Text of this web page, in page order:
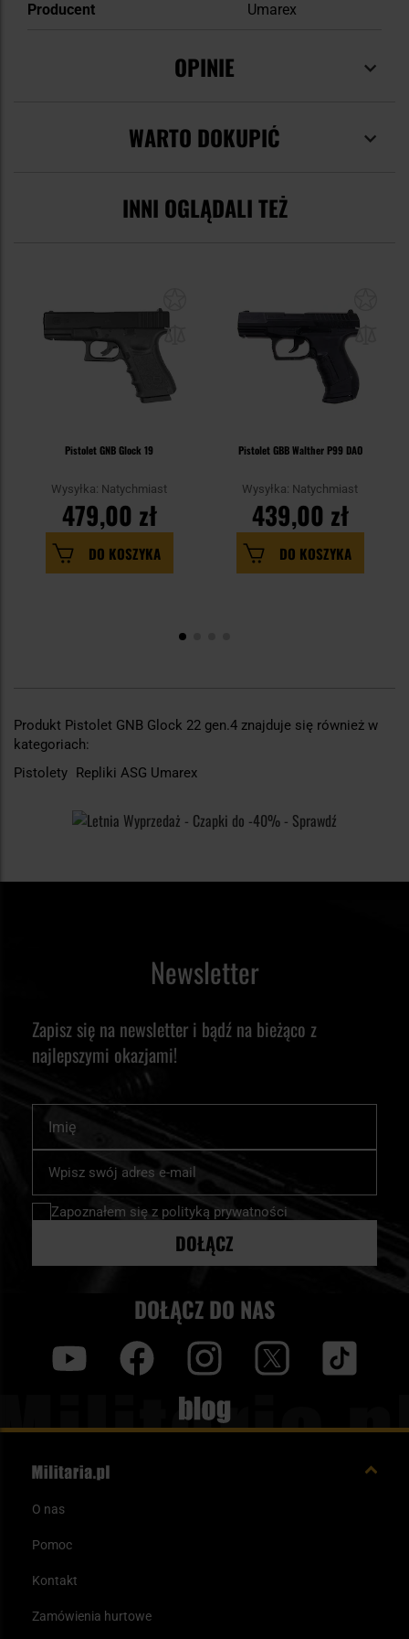
Producent Umarex
OPINIE
WARTO DOKUPIĆ
INNI OGLĄDALI TEŻ
Pistolet GNB Glock 19
Wysyłka: Natychmiast
479,00 zł
DO KOSZYKA
Pistolet GBB Walther P99 DAO
Wysyłka: Natychmiast
439,00 zł
DO KOSZYKA
Produkt Pistolet GNB Glock 22 gen.4 znajduje się również w
kategoriach:
Pistolety
Repliki ASG Umarex
Newsletter
Zapisz się na newsletter i bądź na bieżąco z
najlepszymi okazjami!
nasz
newsletter:
Zapoznałem się z polityką prywatności
DOŁĄCZ
DOŁĄCZ DO NAS
Blog
O nas
Pomoc
Kontakt
Zamówienia hurtowe